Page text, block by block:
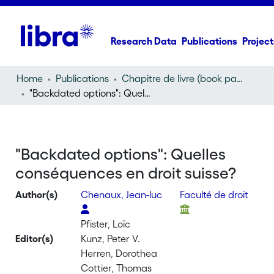
Research Data Publications
Home Publications
Chapitre de livre (book part)
"Backdated options": Quelles conséquences en droit suisse?
"Backdated options": Quelles
conséquences en droit suisse?
Author(s) Chenaux, Jean-luc Faculté de droit
Pfister, Loïc
Editor(s)
Kunz, Peter V.
Herren, Dorothea
Cottier, Thomas